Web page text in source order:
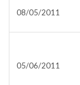
08/05/2011
05/06/2011